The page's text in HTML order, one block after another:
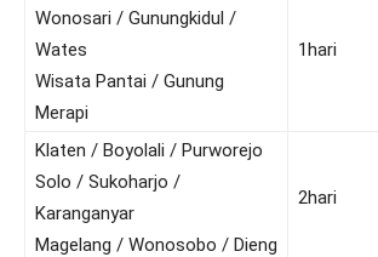
Wonosari / Gunungkidul /
Wates
Wisata Pantai / Gunung
Merapi
1hari
Klaten / Boyolali / Purworejo
Solo / Sukoharjo /
Karanganyar
Magelang / Wonosobo / Dieng
2hari